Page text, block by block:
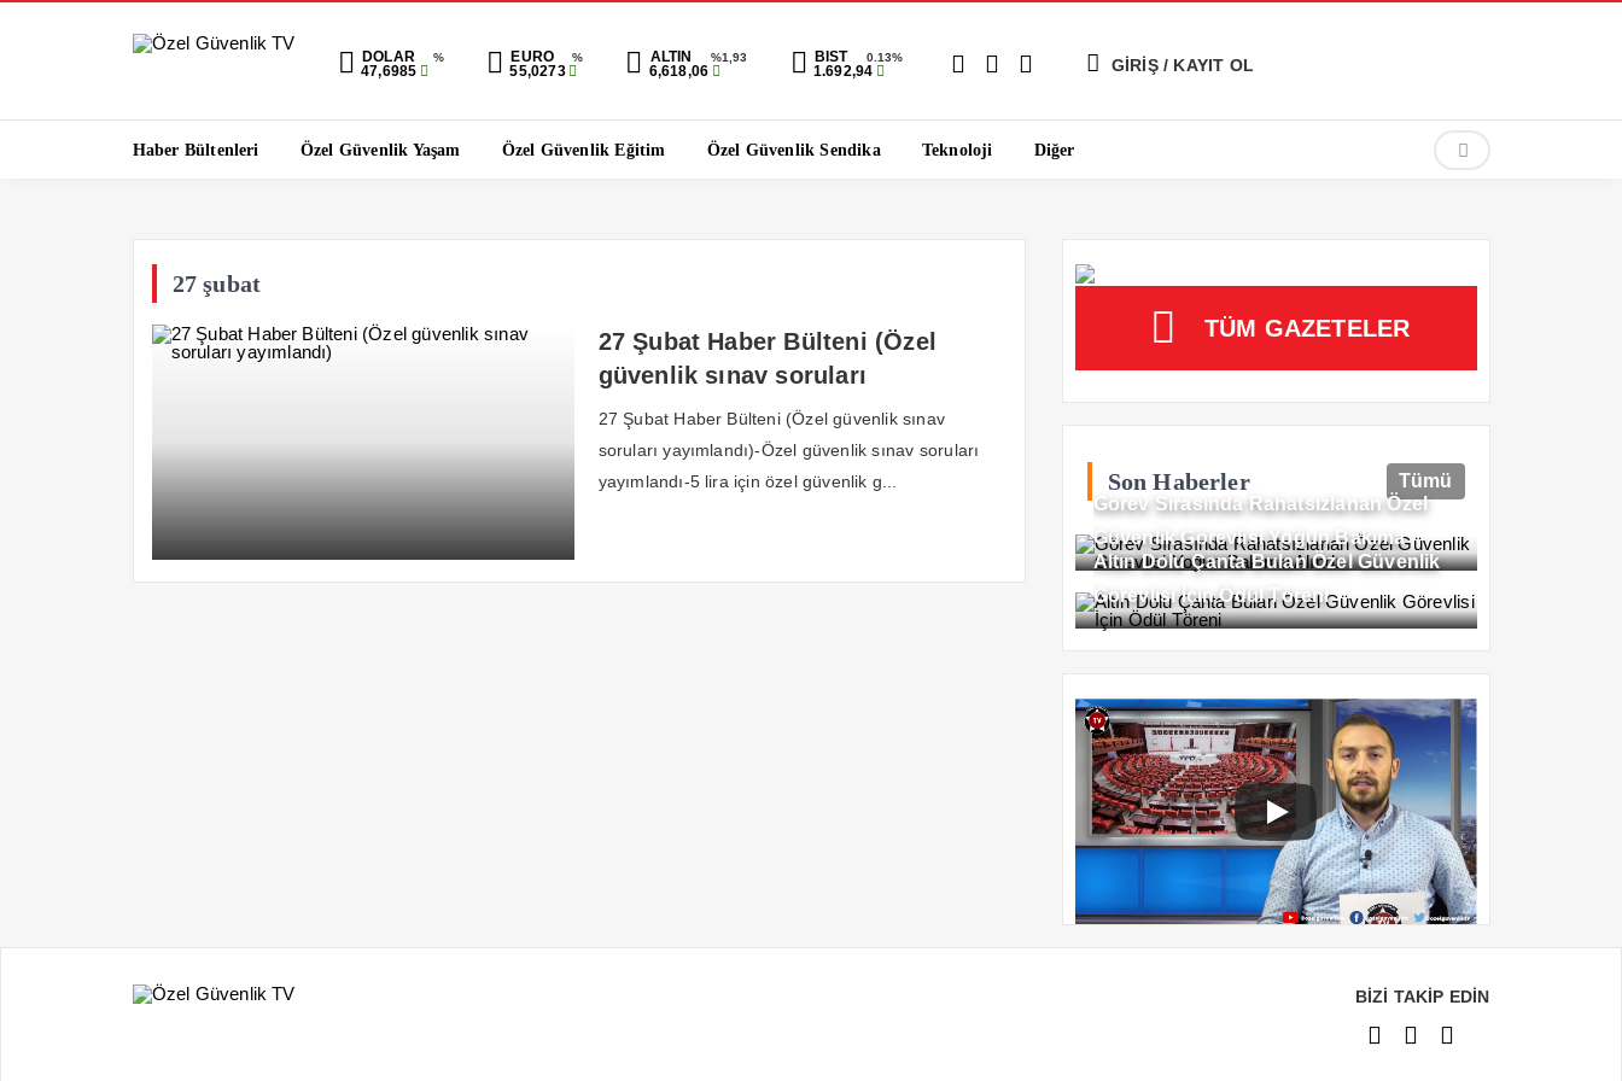
DOLAR %
47,6985
EURO %
55,0273
ALTIN %1,93
6,618,06
BIST 0.13%
1.692,94 GİRİŞ / KAYIT OL
Haber Bültenleri Özel Güvenlik Yaşam Özel Güvenlik Eğitim Özel Güvenlik Sendika Teknoloji Diğer
27 şubat
27 Şubat Haber Bülteni (Özel
güvenlik sınav soruları
yayımlandı)
27 Şubat Haber Bülteni (Özel güvenlik sınav
soruları yayımlandı)-Özel güvenlik sınav soruları
yayımlandı-5 lira için özel güvenlik g...
TÜM GAZETELER
Son Haberler
Tümü
Görev Sırasında Rahatsızlanan Özel
Güvenlik Görevlisi Yoğun Bakıma
Alındı
Altın Dolu Çanta Bulan Özel Güvenlik
Görevlisi İçin Ödül Töreni
BİZİ TAKİP EDİN